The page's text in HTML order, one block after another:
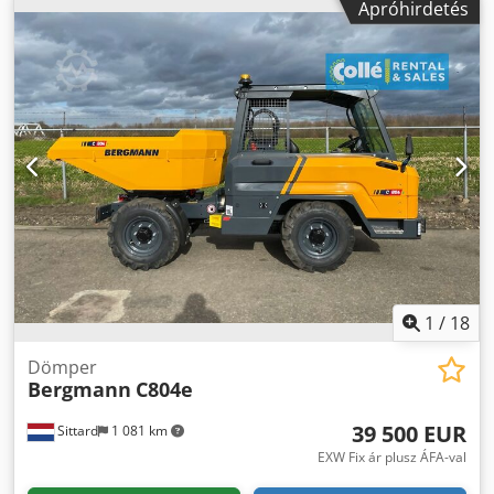
3TNV76 dízel Maximális sebesség: 20 km/h Üres tömeg: 2
142 kg Működés CE-jelölés: igen Állapot Általános állapot:
nagyon jó Műszaki állapot: nagyon jó Cjdpfxsxdazaj Ahysha
Esztétikai állapot: nagyon jó További információk Kiegészítő
hidraulika teljesítménye: 66 l/perc Max. teherbírás: 3 000
kg Kibocsátási szint: Stage V / Tier V Szállítási feltételek:
EXW Szállítási méretek (H x Sz x M): 3 710 × 1 730 × 2 778
mm Gyártási ország: DE További információk További
információkért kérjük, vegye fel a kapcsolatot a Sales
Department Collé Sittard csapatával. = További opciók és
tartozékok = - Körbefutó jelzőfény
Apróhirdetés
1 / 18
Sittard 1 081 km
Dömper
Bergmann C804e
39 500 EUR
EXW Fix ár plusz ÁFA-val